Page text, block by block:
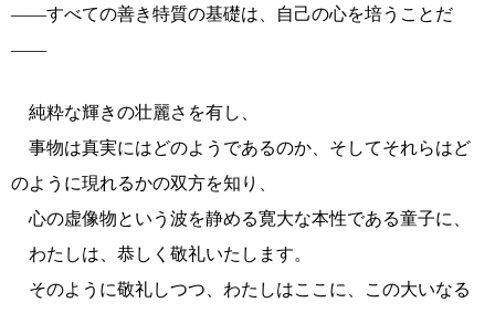
――すべての善き特質の基礎は、自己の心を培うことだ
――
純粋な輝きの壮麗さを有し、
事物は真実にはどのようであるのか、そしてそれらはど
のように現れるかの双方を知り、
心の虚像物という波を静める寛大な本性である童子に、
わたしは、恭しく敬礼いたします。
そのように敬礼しつつ、わたしはここに、この大いなる